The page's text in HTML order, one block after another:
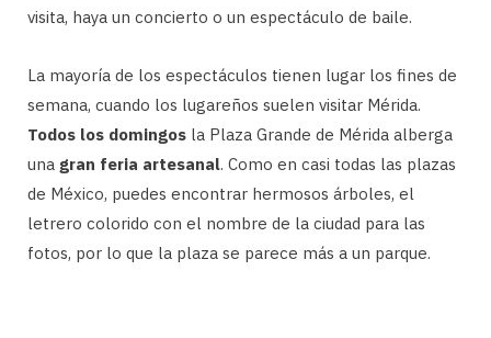
visita, haya un concierto o un espectáculo de baile.
La mayoría de los espectáculos tienen lugar los fines de
semana, cuando los lugareños suelen visitar Mérida.
Todos los domingos la Plaza Grande de Mérida alberga
una gran feria artesanal. Como en casi todas las plazas
de México, puedes encontrar hermosos árboles, el
letrero colorido con el nombre de la ciudad para las
fotos, por lo que la plaza se parece más a un parque.